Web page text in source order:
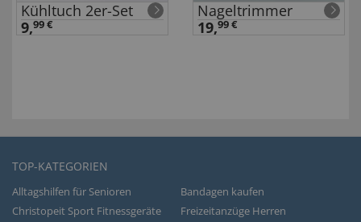
Kühltuch 2er-Set
9,99 €
Nageltrimmer
19,99 €
TOP-KATEGORIEN
Alltagshilfen für Senioren
Bandagen kaufen
Christopeit Sport Fitnessgeräte
Freizeitanzüge Herren